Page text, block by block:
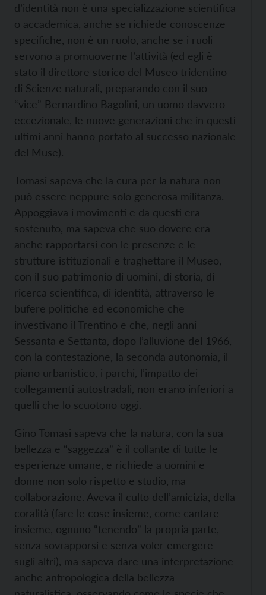
d’identità non è una specializzazione scientifica
o accademica, anche se richiede conoscenze
specifiche, non è un ruolo, anche se i ruoli
servono a promuoverne l’attività (ed egli è
stato il direttore storico del Museo tridentino
di Scienze naturali, preparando con il suo
“vice” Bernardino Bagolini, un uomo davvero
eccezionale, le nuove generazioni che in questi
ultimi anni hanno portato al successo nazionale
del Muse).
Tomasi sapeva che la cura per la natura non
può essere neppure solo generosa militanza.
Appoggiava i movimenti e da questi era
sostenuto, ma sapeva che suo dovere era
anche rapportarsi con le presenze e le
strutture istituzionali e traghettare il Museo,
con il suo patrimonio di uomini, di storia, di
ricerca scientifica, di identità, attraverso le
bufere politiche ed economiche che
investivano il Trentino e che, negli anni
Sessanta e Settanta, dopo l’alluvione del 1966,
con la contestazione, la seconda autonomia, il
piano urbanistico, i parchi, l’impatto dei
collegamenti autostradali, non erano inferiori a
quelli che lo scuotono oggi.
Gino Tomasi sapeva che la natura, con la sua
bellezza e “saggezza” è il collante di tutte le
esperienze umane, e richiede a uomini e
donne non solo rispetto e studio, ma
collaborazione. Aveva il culto dell’amicizia, della
coralità (fare le cose insieme, come cantare
insieme, ognuno “tenendo” la propria parte,
senza sovrapporsi e senza voler emergere
sugli altri), ma sapeva dare una interpretazione
anche antropologica della bellezza